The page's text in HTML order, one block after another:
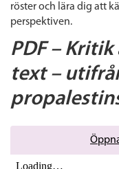
röster och lära dig att
perspektiven.
PDF –
text –